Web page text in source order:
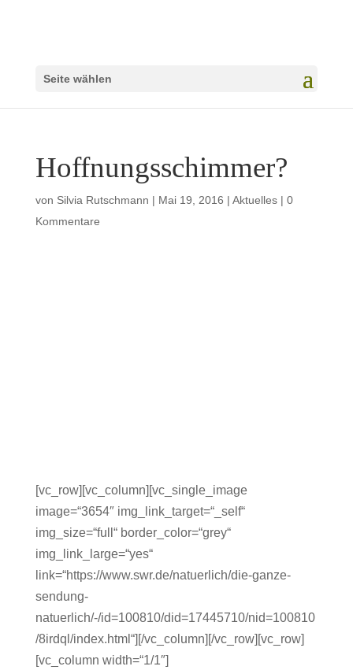
Seite wählen
Hoffnungsschimmer?
von Silvia Rutschmann | Mai 19, 2016 | Aktuelles| 0
Kommentare
[vc_row][vc_column][vc_single_image
image=“3654″ img_link_target=“_self“
img_size=“full“ border_color=“grey“
img_link_large=“yes“
link=“https://www.swr.de/natuerlich/die-ganze-
sendung-
natuerlich/-/id=100810/did=17445710/nid=100810
/8irdql/index.html“][/vc_column][/vc_row][vc_row]
[vc_column width=“1/1″]